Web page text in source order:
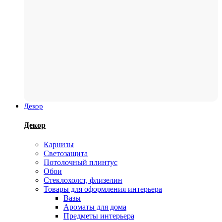
Декор
Декор
Карнизы
Светозащита
Потолочный плинтус
Обои
Стеклохолст, флизелин
Товары для оформления интерьера
Вазы
Ароматы для дома
Предметы интерьера